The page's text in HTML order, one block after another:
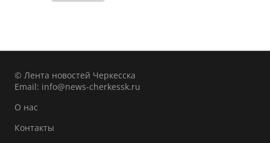
© Лента новостей Черкесска
Email: info@news-cherkessk.ru
О нас
Контакты